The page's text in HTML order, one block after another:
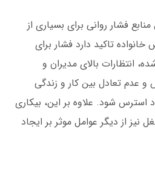
فشار روانی برای بسیاری از
تاکید دارد فشار برای
انتظارات بالای مدیران و
عدم تعادل بین کار و زندگی
شود. علاوه بر این، بیکاری
نیز از دیگر عوامل موثر بر ایجاد